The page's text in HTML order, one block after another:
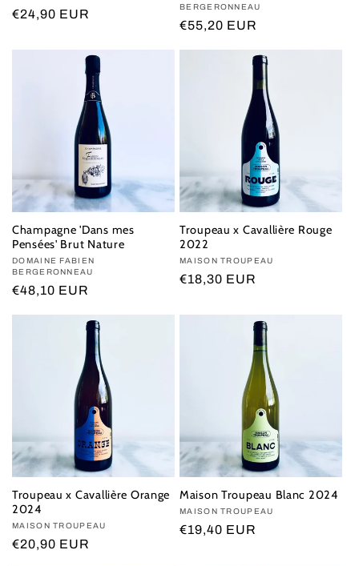
Regular
€24,90 EUR
BERGERONNEAU
Regular
€55,20 EUR
Champagne 'Dans mes
Pensées' Brut Nature
Vendor:
DOMAINE FABIEN
BERGERONNEAU
Regular
€48,10 EUR
Troupeau x Cavallière Rouge
2022
Vendor:
MAISON TROUPEAU
Regular
€18,30 EUR
Troupeau x Cavallière Orange
2024
Vendor:
MAISON TROUPEAU
Regular
€20,90 EUR
Maison Troupeau Blanc 2024
Vendor:
MAISON TROUPEAU
Regular
€19,40 EUR